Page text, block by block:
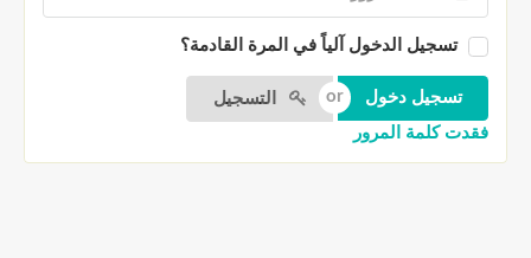
تسجيل الدخول آلياً في المرة القادمة؟
التسجيل
فقدت كلمة المرور